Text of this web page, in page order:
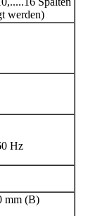
werden)
Hz
mm (B)